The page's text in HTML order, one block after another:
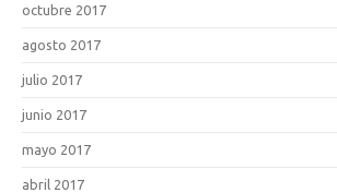
octubre 2017
agosto 2017
julio 2017
junio 2017
mayo 2017
abril 2017